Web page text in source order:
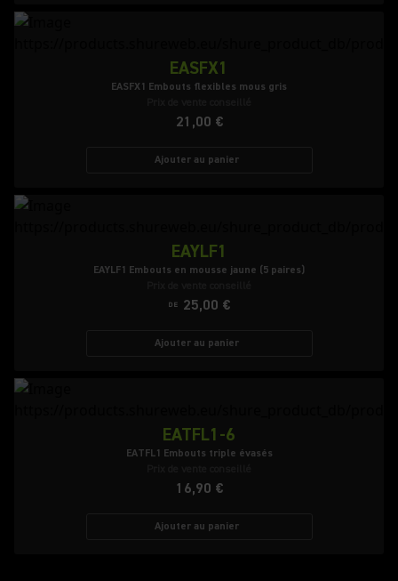
EASFX1
EASFX1 Embouts flexibles mous gris
21,00 €
Ajouter au panier
EAYLF1
EAYLF1 Embouts en mousse jaune (5 paires)
DE 25,00 €
Ajouter au panier
EATFL1-6
EATFL1 Embouts triple évasés
16,90 €
Ajouter au panier